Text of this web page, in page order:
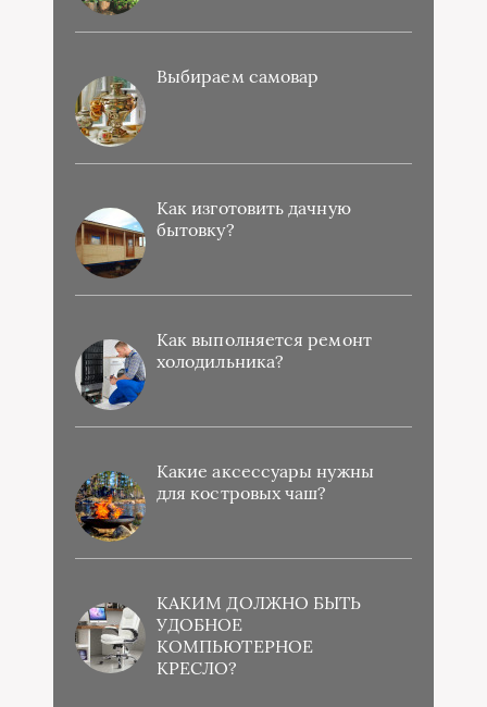
Выбираем самовар
Как изготовить дачную
бытовку?
Как выполняется ремонт
холодильника?
Какие аксессуары нужны
для костровых чаш?
КАКИМ ДОЛЖНО БЫТЬ
УДОБНОЕ
КОМПЬЮТЕРНОЕ
КРЕСЛО?